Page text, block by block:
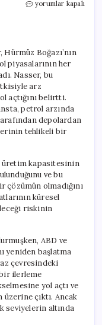
Suudi
Kapanırsa
Haftada
100
Milyon
Varlık
Kaybı
Yaşanıyor
için
yorumlar kapalı
Boğazı’nın
piyasalarının her
Nasser, bu
arz
açtığını belirtti.
petrol arzında
depolardan
tehlikeli bir
üretim kapasitesinin
ve bu
çözümün olmadığını
küresel
riskinin
ABD ve
yeniden başlatma
çevresindeki
ilerleme
yol açtı ve
çıktı. Ancak
seviyelerin altında